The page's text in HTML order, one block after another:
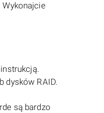
Wykonajcie
dysków RAID.
są bardzo